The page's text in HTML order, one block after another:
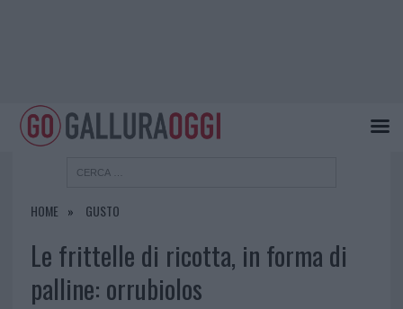
HOME GUSTO
Le frittelle di ricotta, in forma di
palline: orrubiolos